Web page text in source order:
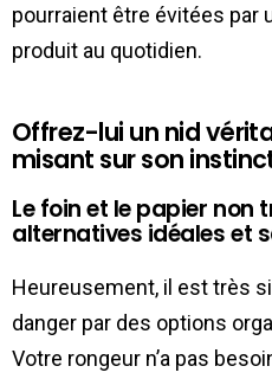
pourraient être évitées par
produit au quotidien.
Offrez-lui un nid
misant sur son
Le foin et le papier non
alternatives idéales et
Heureusement, il est très
danger par des options
Votre rongeur n’a pas